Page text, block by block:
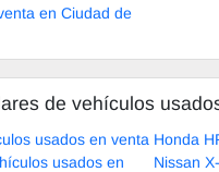
en Ciudad de
de vehículos
usados en venta Honda
usados en
Nissan